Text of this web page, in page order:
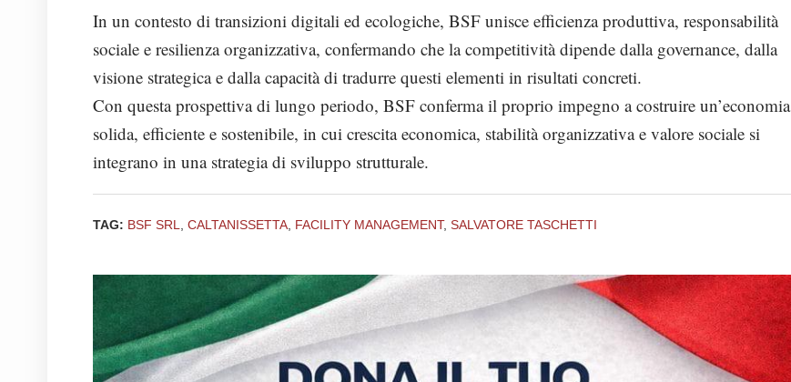
In un contesto di transizioni digitali ed ecologiche, BSF unisce efficienza produttiva, responsabilità
sociale e resilienza organizzativa, confermando che la competitività dipende dalla governance, dalla
visione strategica e dalla capacità di tradurre questi elementi in risultati concreti.
Con questa prospettiva di lungo periodo, BSF conferma il proprio impegno a costruire un’economia
solida, efficiente e sostenibile, in cui crescita economica, stabilità organizzativa e valore sociale si
integrano in una strategia di sviluppo strutturale.
TAG: BSF SRL CALTANISSETTA FACILITY MANAGEMENT, SALVATORE TASCHETTI